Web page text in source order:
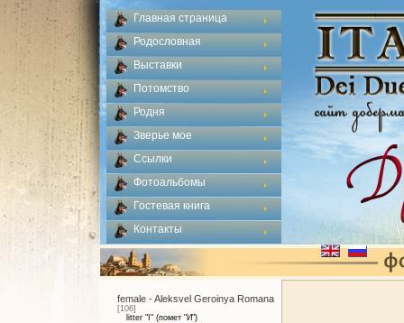
Главная страница
Родословная
Выставки
Потомство
Родня
Зверье мое
Ссылки
Фотоальбомы
Гостевая книга
Контакты
female - Aleksvel Geroinya Romana
[106]
litter "I" (помет "И")